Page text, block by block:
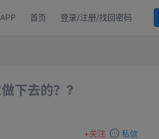
APP 首页 登录/注册/找回密码
下去的？?
+关注 私信